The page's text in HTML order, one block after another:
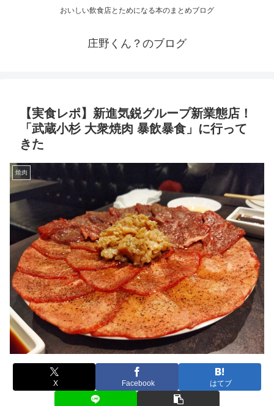
おいしい飲食店とためになる本のまとめブログ
庄野くん？のブログ
【実食レポ】新進気鋭グループ新業態店！
「武蔵小杉 大衆焼肉 暴飲暴食」に行って
きた
焼肉
X Facebook はてブ